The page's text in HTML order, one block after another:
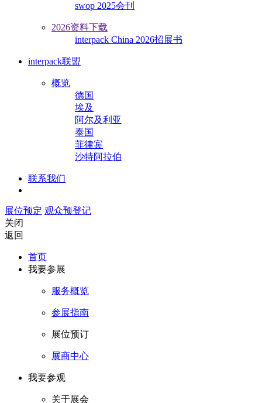
swop 2025会刊
2026资料下载
interpack China 2026招展书
interpack联盟
概览
德国
埃及
阿尔及利亚
泰国
菲律宾
沙特阿拉伯
联系我们
展位预定 观众预登记
关闭
返回
首页
我要参展
服务概览
参展指南
展位预订
展商中心
我要参观
关于展会